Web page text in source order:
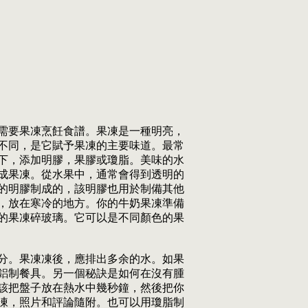
果凍烹飪食譜。果凍是一種明亮，
同，是它賦予果凍的主要味道。最常
，添加明膠，果膠或瓊脂。美味的水
果凍。從水果中，通常會得到透明的
明膠制成的，該明膠也用於制備其他
放在寒冷的地方。你的牛奶果凍準備
果凍碎玻璃。它可以是不同顏色的果
。果凍凍後，應排出多余的水。如果
制餐具。另一個秘訣是如何在沒有腫
把盤子放在熱水中幾秒鐘，然後把你
，照片和評論隨附。也可以用瓊脂制